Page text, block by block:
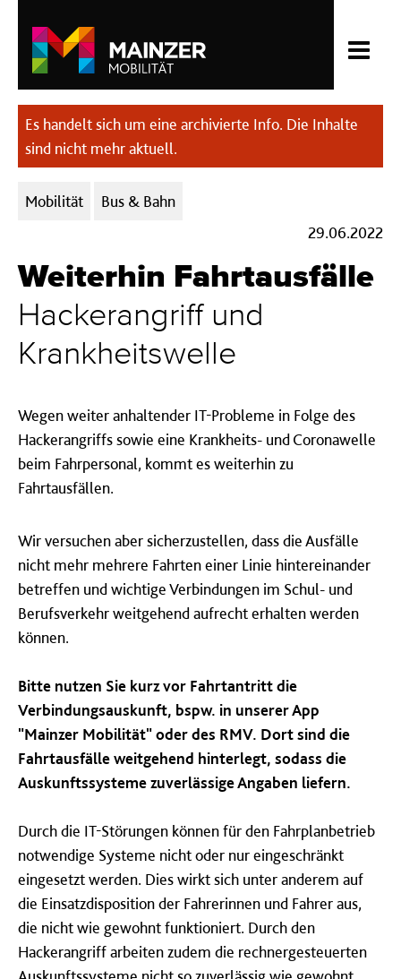
Es handelt sich um eine archivierte Info. Die Inhalte
sind nicht mehr aktuell.
Kategorien:
Mobilität
Bus & Bahn
29.06.2022
Weiterhin Fahrtausfälle
Hackerangriff und
Krankheitswelle
Wegen weiter anhaltender IT-Probleme in Folge des
Hackerangriffs sowie eine Krankheits- und Coronawelle
beim Fahrpersonal, kommt es weiterhin zu
Fahrtausfällen.
Wir versuchen aber sicherzustellen, dass die Ausfälle
nicht mehr mehrere Fahrten einer Linie hintereinander
betreffen und wichtige Verbindungen im Schul- und
Berufsverkehr weitgehend aufrecht erhalten werden
können.
Bitte nutzen Sie kurz vor Fahrtantritt die
Verbindungsauskunft, bspw. in unserer App
"Mainzer Mobilität" oder des RMV. Dort sind die
Fahrtausfälle weitgehend hinterlegt, sodass die
Auskunftssysteme zuverlässige Angaben liefern.
Durch die IT-Störungen können für den Fahrplanbetrieb
notwendige Systeme nicht oder nur eingeschränkt
eingesetzt werden. Dies wirkt sich unter anderem auf
die Einsatzdisposition der Fahrerinnen und Fahrer aus,
die nicht wie gewohnt funktioniert. Durch den
Hackerangriff arbeiten zudem die rechnergesteuerten